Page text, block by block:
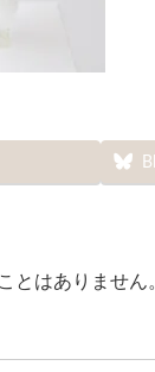
とはありません